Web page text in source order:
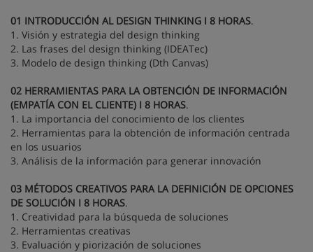
01 INTRODUCCIÓN AL DESIGN THINKING I 8 HORAS.
1. Visión y estrategia del design thinking
2. Las frases del design thinking (IDEATec)
3. Modelo de design thinking (Dth Canvas)
02 HERRAMIENTAS PARA LA OBTENCIÓN DE INFORMACIÓN
(EMPATÍA CON EL CLIENTE) I 8 HORAS.
1. La importancia del conocimiento de los clientes
2. Herramientas para la obtención de información centrada
en los usuarios
3. Análisis de la información para generar innovación
03 MÉTODOS CREATIVOS PARA LA DEFINICIÓN DE OPCIONES
DE SOLUCIÓN I 8 HORAS.
1. Creatividad para la búsqueda de soluciones
2. Herramientas creativas
3. Evaluación y piorización de soluciones